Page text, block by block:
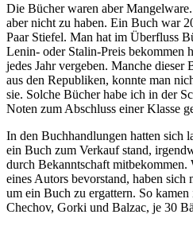
Die Bücher waren aber
aber nicht zu haben. Ein Buch war
Paar Stiefel. Man hat im Überfluss
Lenin- oder Stalin-Preis bekommen
jedes Jahr vergeben. Manche dieser
aus den Republiken, konnte man
sie. Solche Bücher habe ich in der
Noten zum Abschluss einer Klasse
In den Buchhandlungen hatten sich
ein Buch zum Verkauf stand,
durch Bekanntschaft mitbekommen.
eines Autors bevorstand, haben sich
um ein Buch zu ergattern. So
Chechov, Gorki und Balzac, je 30